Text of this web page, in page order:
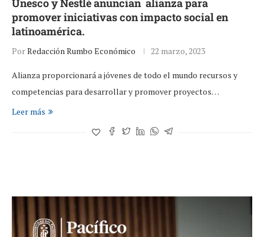
Unesco y Nestlé anuncian alianza para
promover iniciativas con impacto social en
latinoamérica.
PorRedacción Rumbo Económico 22 marzo, 2023
Alianza proporcionará a jóvenes de todo el mundo recursos y
competencias para desarrollar y promover proyectos…
Leer más